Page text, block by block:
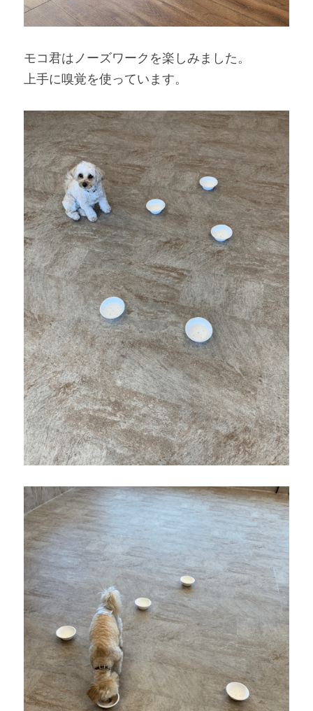
モコ君はノーズワークを楽しみました。
上手に嗅覚を使っています。